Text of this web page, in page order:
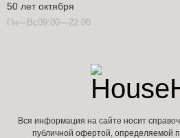
50 лет октября
Пн—Вс09:00—22:00
Вся информация на сайте носит
публичной офертой, определяемой